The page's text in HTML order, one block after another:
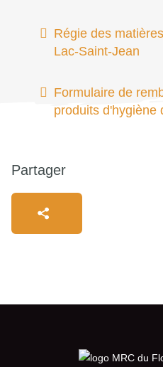
Régie des
Lac-Saint-Jean
Formulaire de
produits d'hygiène